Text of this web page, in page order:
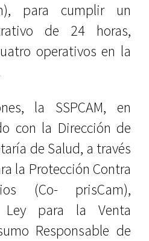
para cumplir un
de 24 horas,
operativos en la
la SSPCAM, en
con la Dirección de
de Salud, a través
la Protección Contra
(Co- prisCam),
para la Venta
Responsable de